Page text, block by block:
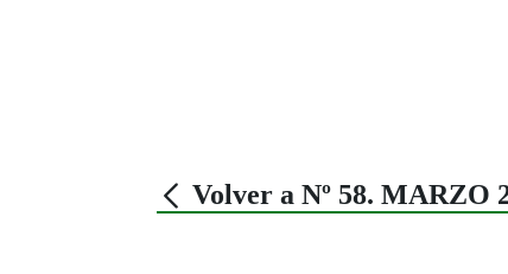
Volver a Nº 58. MARZO